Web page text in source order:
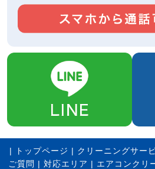
| トップページ | クリーニングサー
ご質問 | 対応エリア | エアコンクリ